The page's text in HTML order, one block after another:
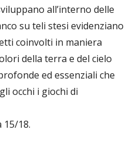
all’interno delle
su teli stesi evidenziano
coinvolti in maniera
della terra e del cielo
ed essenziali che
occhi i giochi di
15/18.